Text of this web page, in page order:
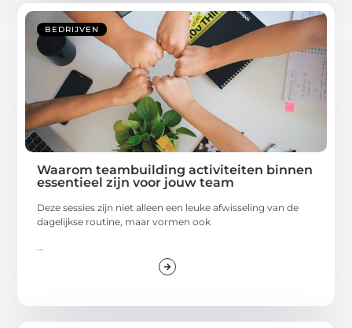
BEDRIJVEN
Waarom teambuilding activiteiten binnen
essentieel zijn voor jouw team
Deze sessies zijn niet alleen een leuke afwisseling van de
dagelijkse routine, maar vormen ook
...